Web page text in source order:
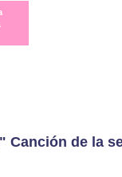
Canción de la